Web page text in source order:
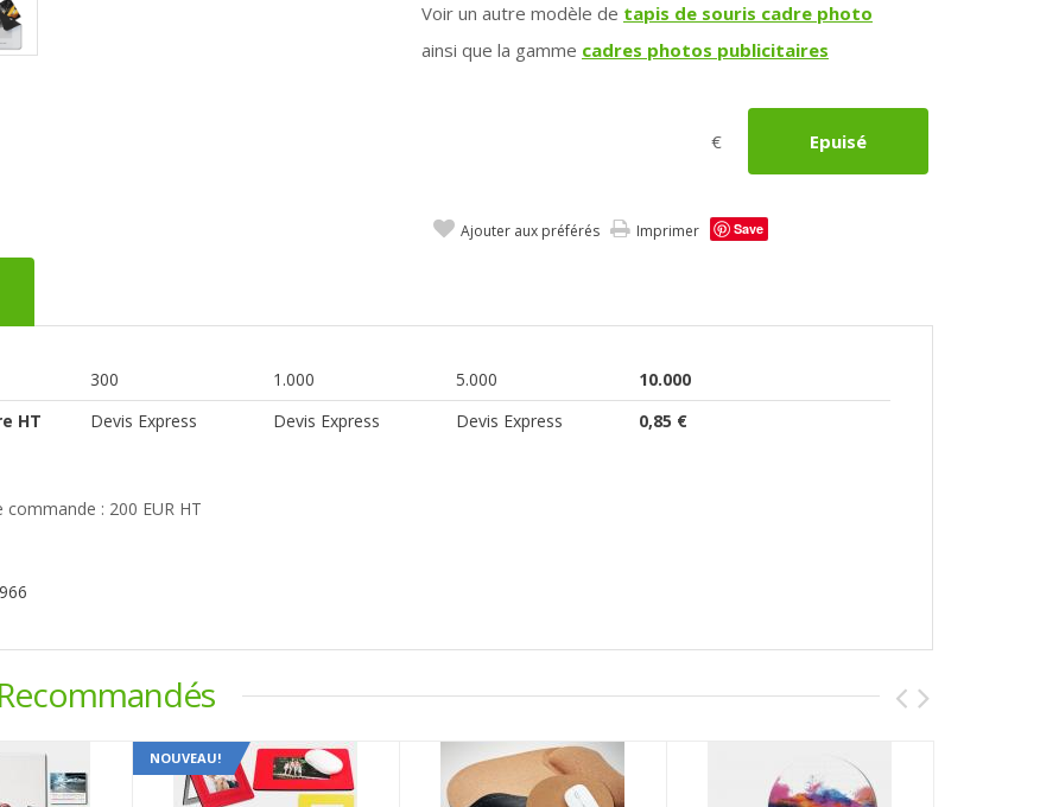
Voir un autre modèle de tapis de souris cadre photo
ainsi que la gamme cadres photos publicitaires
€ Epuisé
Ajouter aux préférés Imprimer Save
300 1.000 5.000
10.000
HT
Devis Express Devis Express Devis Express 0,85 €
commande : 200 EUR HT
NOUVEAU!